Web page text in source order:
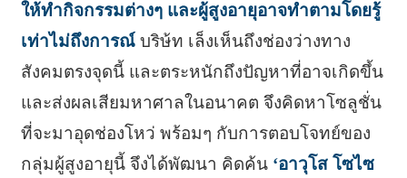
ให้ทำกิจกรรมต่างๆ และผู้สูงอายุอาจทำตามโดยรู้
เท่าไม่ถึงการณ์ บริษ้ท เล็งเห็นถึงช่องว่างทาง
สังคมตรงจุดนี้ และตระหนักถึงปัญหาที่อาจเกิดขึ้น
และส่งผลเสียมหาศาลในอนาคต จึงคิดหาโซลูชั่น
ที่จะมาอุดช่องโหว่ พร้อมๆ กับการตอบโจทย์ของ
กลุ่มผู้สูงอายุนี้ จึงได้พัฒนา คิดค้น ‘อาวุโส โซไซ